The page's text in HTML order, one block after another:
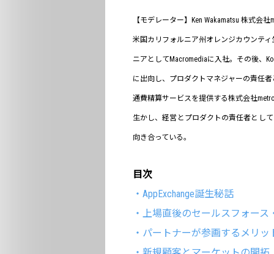
【モデレーター】Ken Wakamatsu 株式会社
⽶国カリフォルニア州オレンジカウンテ
ニアとしてMacromediaに⼊社。その後、
に出向し、プロダクトマネジャーの責任
通費精算サービスを提供する株式会社
⽣かし、経営とプロダクトの責任者とし
向き合っている。
目次
・AppExchange誕生秘話
・上場直後のセールスフォース
・パートナーが参画するメリッ